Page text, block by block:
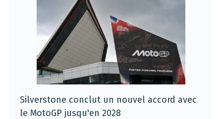
Silverstone conclut un nouvel accord avec
le MotoGP jusqu'en 2028